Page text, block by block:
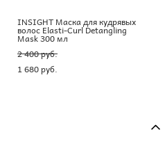
INSIGHT Маска для кудрявых
волос Elasti-Curl Detangling
Mask 300 мл
2 400 pуб.
1 680 pуб.